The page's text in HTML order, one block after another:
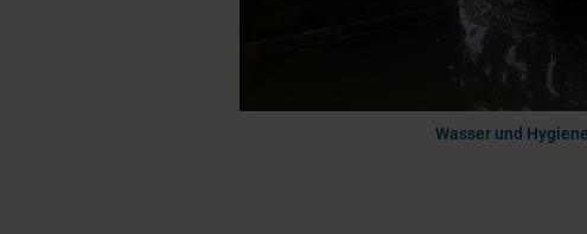
Wasser und Hygiene